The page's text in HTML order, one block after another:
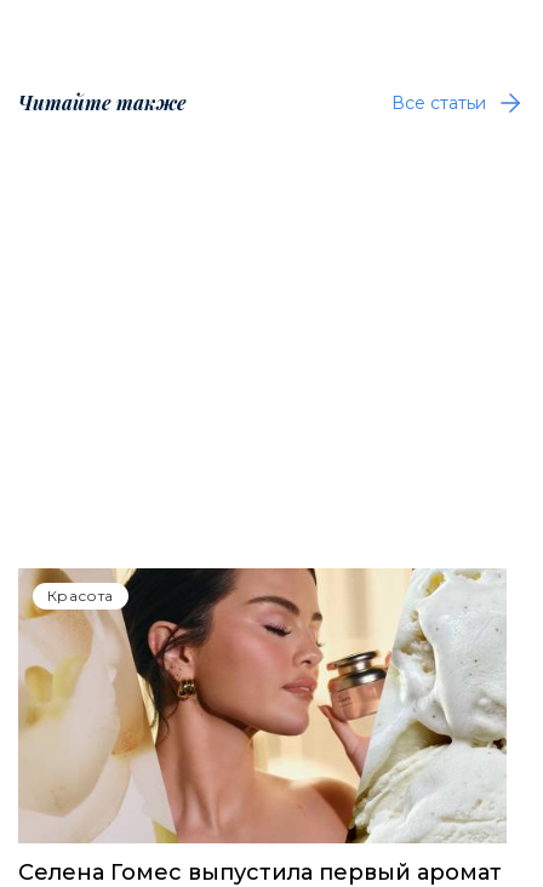
Читайте также Все статьи
Красота
Селена Гомес выпустила первый аромат